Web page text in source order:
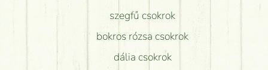
szegfű csokrok
bokros rózsa csokrok
dália csokrok